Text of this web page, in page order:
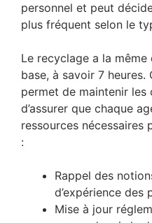
personnel et peut
plus fréquent selon le
Le recyclage a la
base, à savoir 7 heures.
permet de maintenir
d’assurer que chaque
ressources nécessaires
:
Rappel des
d’expérience des
Mise à jour